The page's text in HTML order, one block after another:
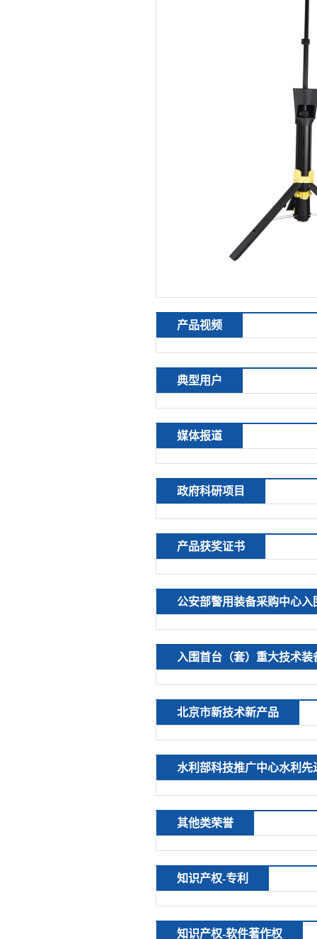
产品视频
典型用户
媒体报道
政府科研项目
产品获奖证书
公安部警用装备采购中心入
入围首台（套）重大技术装
北京市新技术新产品
水利部科技推广中心水利
其他类荣誉
知识产权-专利
知识产权-软件著作权